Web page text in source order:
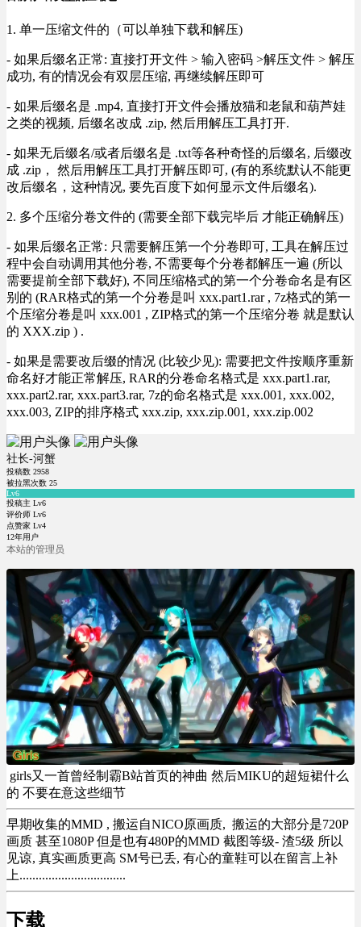
1. 单一压缩文件的（可以单独下载和解压)
- 如果后缀名正常: 直接打开文件 > 输入密码 >解压文件 > 解压
成功, 有的情况会有双层压缩, 再继续解压即可
- 如果后缀名是 .mp4, 直接打开文件会播放猫和老鼠和葫芦娃
之类的视频, 后缀名改成 .zip, 然后用解压工具打开.
- 如果无后缀名/或者后缀名是 .txt等各种奇怪的后缀名, 后缀改
成 .zip， 然后用解压工具打开解压即可, (有的系统默认不能更
改后缀名，这种情况, 要先百度下如何显示文件后缀名).
2. 多个压缩分卷文件的 (需要全部下载完毕后 才能正确解压)
- 如果后缀名正常: 只需要解压第一个分卷即可, 工具在解压过
程中会自动调用其他分卷, 不需要每个分卷都解压一遍 (所以
需要提前全部下载好), 不同压缩格式的第一个分卷命名是有区
别的 (RAR格式的第一个分卷是叫 xxx.part1.rar , 7z格式的第一
个压缩分卷是叫 xxx.001 , ZIP格式的第一个压缩分卷 就是默认
的 XXX.zip ) .
- 如果是需要改后缀的情况 (比较少见): 需要把文件按顺序重新
命名好才能正常解压, RAR的分卷命名格式是 xxx.part1.rar,
xxx.part2.rar, xxx.part3.rar, 7z的命名格式是 xxx.001, xxx.002,
xxx.003, ZIP的排序格式 xxx.zip, xxx.zip.001, xxx.zip.002
社长-河蟹
投稿数 2958
被拉黑次数 25
Lv6
投稿主 Lv6
评价师 Lv6
点赞家 Lv4
12年用户
本站的管理员
girls又一首曾经制霸B站首页的神曲 然后MIKU的超短裙什么
的 不要在意这些细节
早期收集的MMD , 搬运自NICO原画质, 搬运的大部分是720P
画质 甚至1080P 但是也有480P的MMD 截图等级- 渣5级 所以
见谅, 真实画质更高 SM号已丢, 有心的童鞋可以在留言上补
上.................................
下载